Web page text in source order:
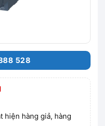
528
hiện hàng giả, hàng